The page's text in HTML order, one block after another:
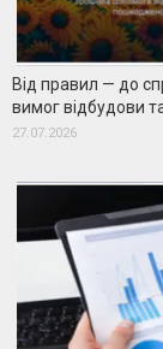
Від правил — до
вимог відбудови
27.07.2026